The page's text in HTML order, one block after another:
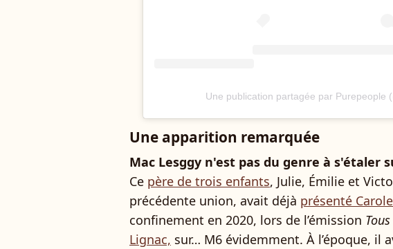
Une publication partagée par Purepeople
Une apparition remarquée
Mac Lesggy n'est pas du genre à s'étaler
Ce père de trois enfants, Julie, Émilie et
précédente union, avait déjà présenté
confinement en 2020, lors de l’émission
Lignac, sur… M6 évidemment. À l’époque, il